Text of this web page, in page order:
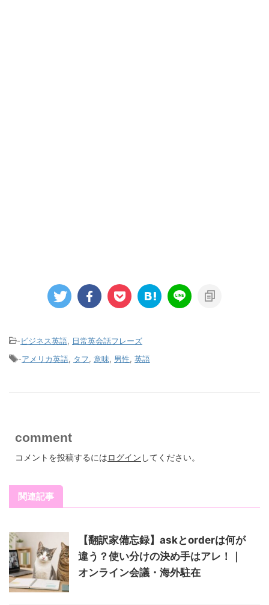
-ビジネス英語
日常英会話フレーズ
-アメリカ英語 タフ 意味 男性 英語
comment
コメントを投稿するにはログイン してください。
関連記事
【翻訳家備忘録】askとorderは何が
違う？使い分けの決め手はアレ！｜
オンライン会議・海外駐在